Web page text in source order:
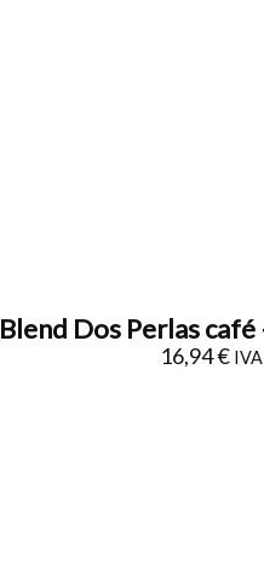
Blend Dos Perlas
16,94€